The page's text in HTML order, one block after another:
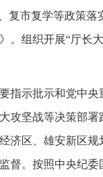
复市复学等政策
。组织开展“厅长
指示批示和党中
攻坚战等决策部
济区、雄安新区
督。按照中央纪